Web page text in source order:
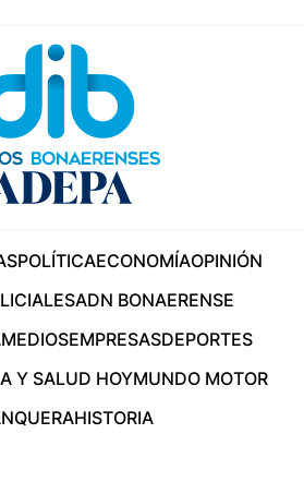
POLÍTICAECONOMÍAOPINIÓN
ADN BONAERENSE
MEDIOSEMPRESASDEPORTES
Y SALUD HOYMUNDO MOTOR
HISTORIA